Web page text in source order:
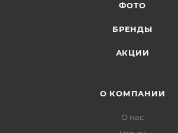
ФОТО
БРЕНДЫ
АКЦИИ
О КОМПАНИИ
О нас